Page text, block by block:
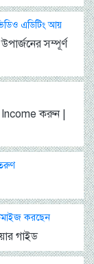
সম্পূর্ণ
Income করুন |
গাইড